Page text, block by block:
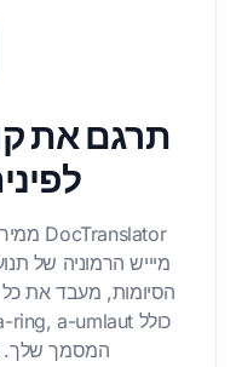
מיייש הרמוניה של
המסמך שלך. קבצים